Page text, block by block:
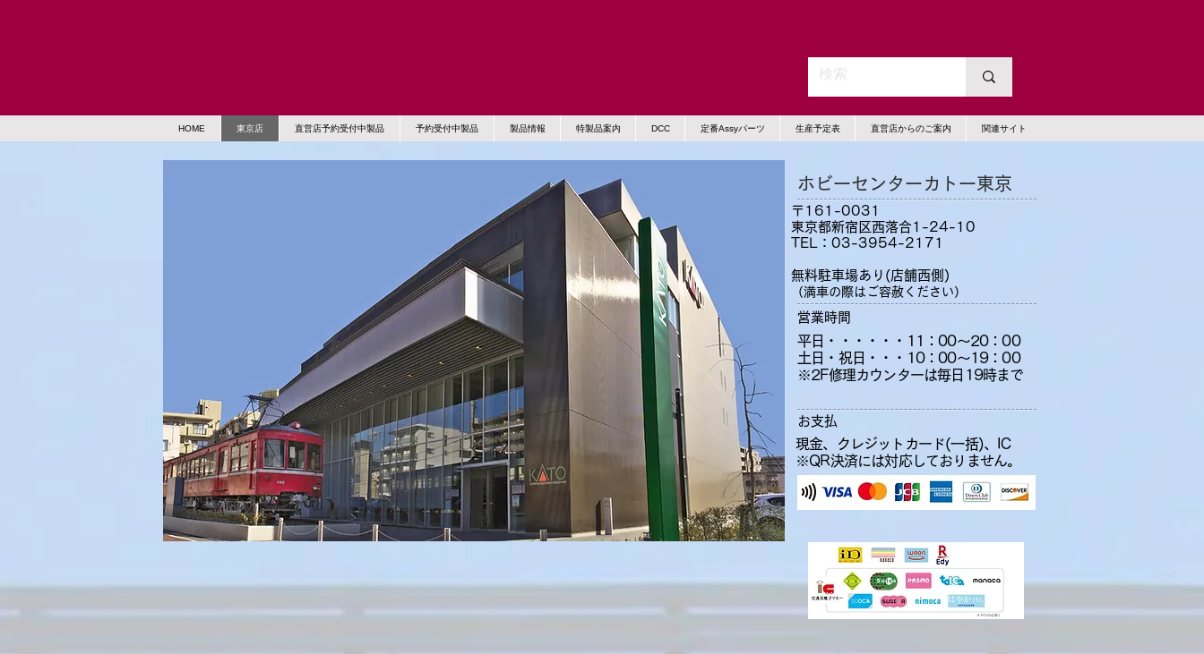
HOME 東京店 直営店予約受付中製品 予約受付中製品 製品情報 特製品案内 DCC 定番Assyパーツ 生産予定表 直営店からのご案内 関連サイト
平日・・・・・・11：00〜20：00
土日・祝日・・・10：00〜19：00
​※2F修理カウンターは毎日19時まで
〒161-0031
東京都新宿区西落合1-24-10
TEL：03-3954-2171
無料駐車場あり(店舗西側)
（満車の際はご容赦ください）
営業時間
ホビーセンターカトー東京
お支払
現金、クレジットカード(一括)、IC
​※QR決済には対応しておりません。